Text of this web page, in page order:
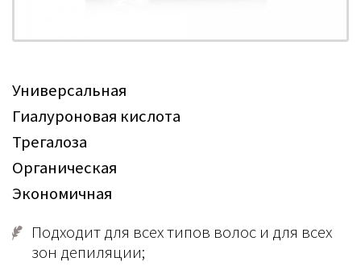
Универсальная
Гиалуроновая кислота
Трегалоза
Органическая
Экономичная
Подходит для всех типов волос и для всех
зон депиляции;